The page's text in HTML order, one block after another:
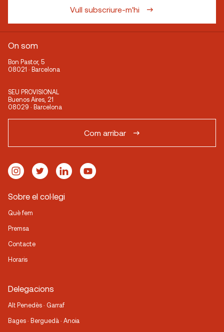
Vull subscriure-m'hi
On som
Bon Pastor, 5
08021 · Barcelona
SEU PROVISIONAL
Buenos Aires, 21
08029 · Barcelona
Com arribar
Sobre el col·legi
Què fem
Premsa
Contacte
Horaris
Delegacions
Alt Penedès · Garraf
Bages · Berguedà · Anoia